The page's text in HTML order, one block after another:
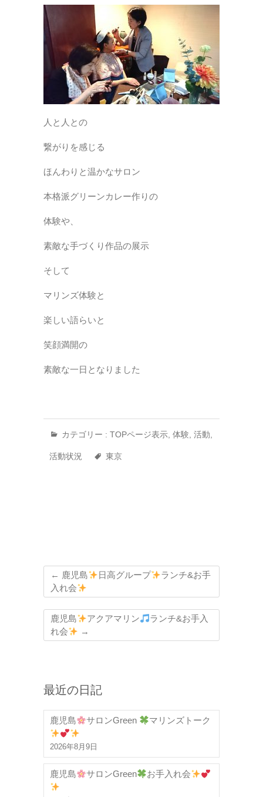
人と人との
繋がりを感じる
ほんわりと温かなサロン
本格派グリーンカレー作りの
体験や、
素敵な手づくり作品の展示
そして
マリンズ体験と
楽しい語らいと
笑顔満開の
素敵な一日となりました
カテゴリー : TOPページ表示 体験 活動
活動状況 東京
← 鹿児島 日高グループ
ランチ&お手
入れ会
鹿児島 アクアマリン
ランチ&お手入
れ会
→
最近の日記
鹿児島 サロンGreen マリンズトーク
2026年8月9日
鹿児島 サロンGreen お手入れ会